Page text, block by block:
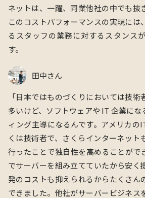
ネットは、一躍、同業他社の中でも抜
このコストパフォーマンスの実現には
るスタッフの業務に対するスタンス
す。
田中さん
「⽇本ではものづくりにおいては技術
多いけど、ソフトウェアや IT 企業に
ィング主導になるんです。アメリカの
くは技術者で、さくらインターネット
⾏ったことで独⾃性を⾼めることがで
でサーバーを組み⽴てていたから安く
発のコストも抑えられるからたくさん
できました。他社がサーバービジネス